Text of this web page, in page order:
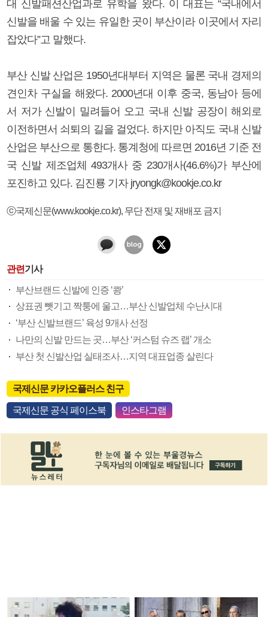
대 신발패션산업과로 유학을 왔다. 이 대표는 “국내에서
신발을 배울 수 있는 유일한 곳이 부산이라 이곳에서 자리
잡았다”고 말했다.
부산 신발 산업은 1950년대부터 지역은 물론 국내 경제의
견인차 구실을 해왔다. 2000년대 이후 중국, 동남아 등에
서 저가 신발이 밀려들어 오고 국내 신발 공장이 해외로
이전하면서 쇠퇴의 길을 걸었다. 하지만 아직도 국내 신발
산업은 부산으로 통한다. 통계청에 따르면 2016년 기준 전
국 신발 제조업체 493개사 중 230개사(46.6%)가 부산에
포진하고 있다. 김진룡 기자 jryongk@kookje.co.kr
ⓒ국제신문(www.kookje.co.kr), 무단 전재 및 재배포 금지
관련기사
부산브랜드 신발에 인증 ‘쾅’
상표권 뺏기고 짝퉁에 울고…부산 신발업체 수난시대
‘부산 신발브랜드’ 육성 9개사 선정
나만의 신발 만드는 곳…부산 ‘커스텀 슈즈 랩’ 개소
부산 첫 신발산업 실태조사…지역 대표업종 살린다
국제신문 카카오플러스 친구
국제신문 공식 페이스북 인스타그램